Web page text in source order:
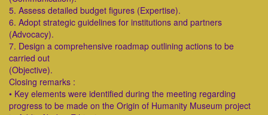
5. Assess detailed budget figures (Expertise).
6. Adopt strategic guidelines for institutions and partners
(Advocacy).
7. Design a comprehensive roadmap outlining actions to be
carried out
(Objective).
Closing remarks :
• Key elements were identified during the meeting regarding
progress to be made on the Origin of Humanity Museum project